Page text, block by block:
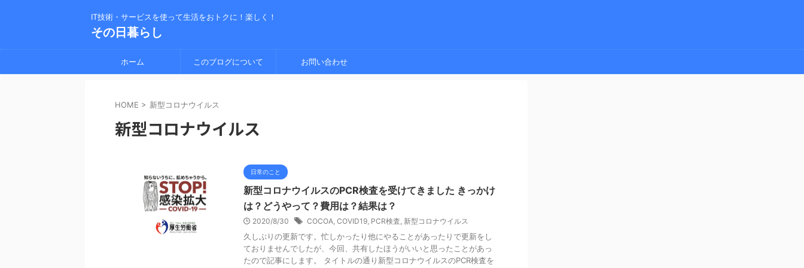
IT技術・サービスを使って生活をおトクに！楽しく！
その日暮らし
ホーム このブログについて お問い合わせ
HOME > 新型コロナウイルス
新型コロナウイルス
日常のこと
新型コロナウイルスのPCR検査を受けてきました きっかけ
は？どうやって？費用は？結果は？
2020/8/30 COCOA, COVID19, PCR検査, 新型コロナウイルス
久しぶりの更新です。忙しかったり他にやることがあったりで更新をし
ておりませんでしたが、今回、共有したほうがいいと思ったことがあっ
たので記事にします。 タイトルの通り新型コロナウイルスのPCR検査を